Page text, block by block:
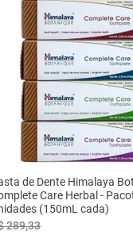
de Dente Himalaya
Care Herbal -
(150mL cada)
289,33